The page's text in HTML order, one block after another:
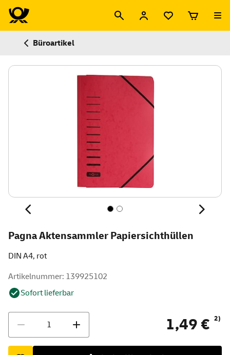
Büroartikel
Pagna Aktensammler Papiersichthüllen
DIN A4, rot
Artikelnummer: 139925102
Sofort lieferbar
1,49 € 2)